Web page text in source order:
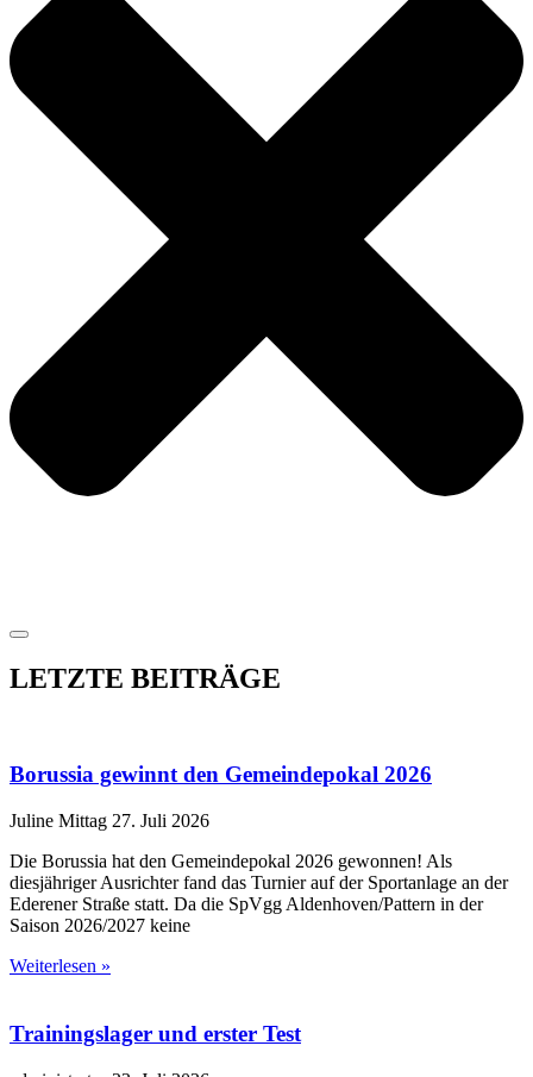
LETZTE BEITRÄGE
Borussia gewinnt den Gemeindepokal 2026
Juline Mittag 27. Juli 2026
Die Borussia hat den Gemeindepokal 2026 gewonnen! Als
diesjähriger Ausrichter fand das Turnier auf der Sportanlage an der
Ederener Straße statt. Da die SpVgg Aldenhoven/Pattern in der
Saison 2026/2027 keine
Weiterlesen »
Trainingslager und erster Test